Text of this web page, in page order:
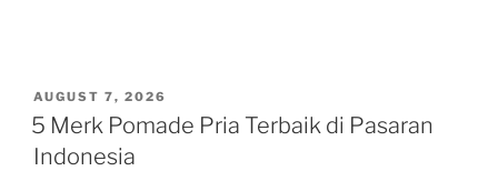
POSTED
ON
AUGUST 7, 2026
5 Merk Pomade Pria Terbaik di Pasaran
Indonesia